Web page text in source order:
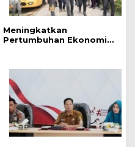
Meningkatkan
Pertumbuhan Ekonomi
Pekerjaan Umum (PU)
Mengkaji Rancangan
Pembangunan Jalan Tol
Kuansing – Pekanbaru